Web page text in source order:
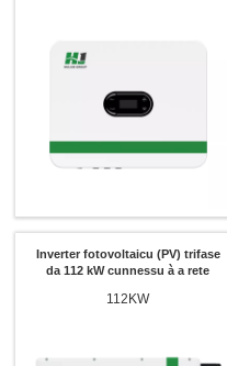
Inverter fotovoltaicu (PV) trifase
da 112 kW cunnessu à a rete
112KW